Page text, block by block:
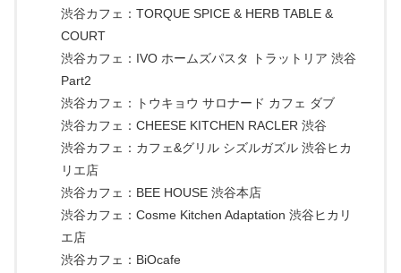
渋谷カフェ：TORQUE SPICE & HERB TABLE &
COURT
渋谷カフェ：IVO ホームズパスタ トラットリア 渋谷
Part2
渋谷カフェ：トウキョウ サロナード カフェ ダブ
渋谷カフェ：CHEESE KITCHEN RACLER 渋谷
渋谷カフェ：カフェ&グリル シズルガズル 渋谷ヒカ
リエ店
渋谷カフェ：BEE HOUSE 渋谷本店
渋谷カフェ：Cosme Kitchen Adaptation 渋谷ヒカリ
エ店
渋谷カフェ：BiOcafe